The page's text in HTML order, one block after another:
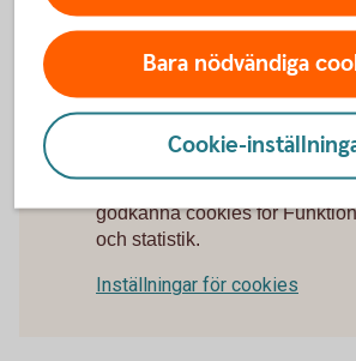
Villkor Hemförsäkring (pdf)
Teckna
Hemförsäkring
För att se detta innehåll
godkänna cookies för
och statistik.
Inställningar för cookies
Bara nödvändiga
Cookie-